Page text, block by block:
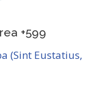
+599
(Sint Eustatius,